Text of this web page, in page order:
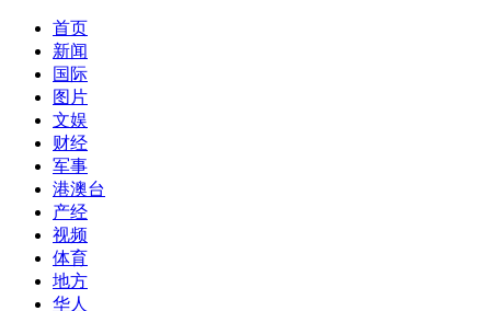
首页
新闻
国际
图片
文娱
财经
军事
港澳台
产经
视频
体育
地方
华人